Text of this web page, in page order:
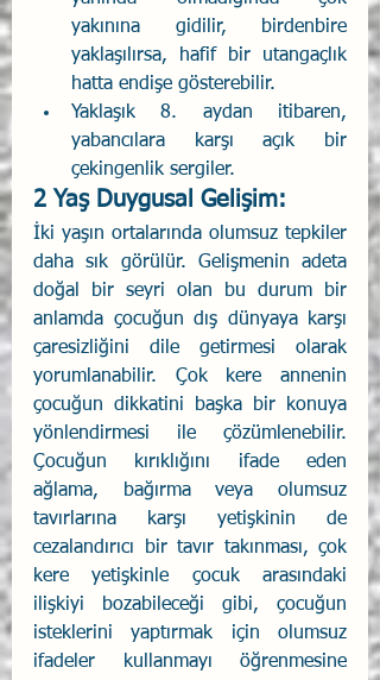
yakınına gidilir, birdenbire
yaklaşılırsa, hafif bir utangaçlık
hatta endişe gösterebilir.
Yaklaşık 8. aydan itibaren,
yabancılara karşı açık bir
çekingenlik sergiler.
2 Yaş Duygusal Gelişim:
İki yaşın ortalarında olumsuz tepkiler
daha sık görülür. Gelişmenin adeta
doğal bir seyri olan bu durum bir
anlamda çocuğun dış dünyaya karşı
çaresizliğini dile getirmesi olarak
yorumlanabilir. Çok kere annenin
çocuğun dikkatini başka bir konuya
yönlendirmesi ile çözümlenebilir.
Çocuğun kırıklığını ifade eden
ağlama, bağırma veya olumsuz
tavırlarına karşı yetişkinin de
cezalandırıcı bir tavır takınması, çok
kere yetişkinle çocuk arasındaki
ilişkiyi bozabileceği gibi, çocuğun
isteklerini yaptırmak için olumsuz
ifadeler kullanmayı öğrenmesine